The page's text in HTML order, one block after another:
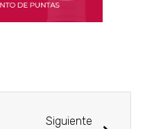
Siguiente